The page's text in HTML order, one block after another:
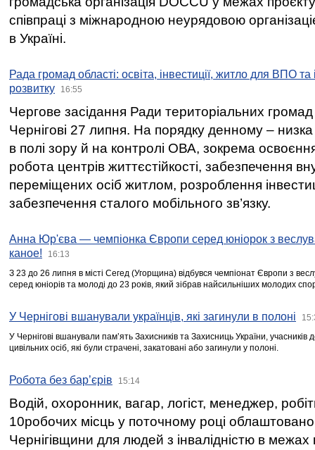
співпраці з міжнародною неурядовою
в Україні.
Рада громад області: освіта, інвестиції, житло для ВПО
розвитку
16:55
Чергове засідання Ради територіальних громад
Чернігові 27 липня. На порядку денному –
в полі зору й на контролі ОВА, зокрема освоєння
робота центрів життєстійкості, забезпечення
переміщених осіб житлом, розроблення
забезпечення сталого мобільного зв’язку.
Анна Юр'єва — чемпіонка Європи серед юніорок з
каное!
16:13
З 23 до 26 липня в місті Сегед (Угорщина) відбувся чемпіонат Європи з
серед юніорів та молоді до 23 років, який зібрав найсильніших молодих
У Чернігові вшанували українців, які загинули в полоні
У Чернігові вшанували пам’ять Захисників та Захисниць України,
цивільних осіб, які були страчені, закатовані або загинули у полоні.
Робота без бар’єрів 15:14
Водій, охоронник, вагар, логіст, менеджер,
10робочих місць у поточному році
Чернігівщини для людей з інвалідністю в межах